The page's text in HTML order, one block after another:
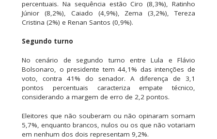
percentuais. Na sequência estão Ciro (8,3%), Ratinho
Júnior (8,2%), Caiado (4,9%), Zema (3,2%), Tereza
Cristina (2%) e Renan Santos (0,9%).
Segundo turno
No cenário de segundo turno entre Lula e Flávio
Bolsonaro, o presidente tem 44,1% das intenções de
voto, contra 41% do senador. A diferença de 3,1
pontos percentuais caracteriza empate técnico,
considerando a margem de erro de 2,2 pontos.
Eleitores que não souberam ou não opinaram somam
5,7%, enquanto brancos, nulos ou os que não votariam
em nenhum dos dois representam 9,2%.